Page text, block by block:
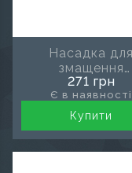
Насадка для
змащення
наконечника
271 грн
Є в наявності
Купити